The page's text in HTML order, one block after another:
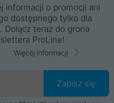
informacji o promocji ani
dostępnego tylko dla
teraz do grona
ProLine!
Więcej informacji
Zapisz się